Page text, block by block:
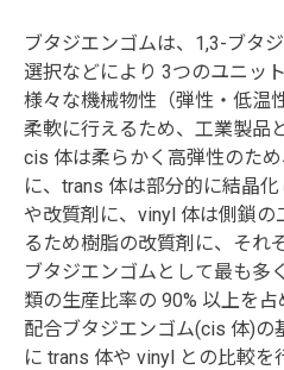
ブタジエンゴムは、1,3-ブタ
選択などにより 3つのユニッ
様々な機械物性（弾性・低温
柔軟に行えるため、工業製品
cis 体は柔らかく高弾性のた
に、trans 体は部分的に結晶
や改質剤に、vinyl 体は側鎖
るため樹脂の改質剤に、それ
ブタジエンゴムとして最も多
類の生産比率の 90% 以上を
配合ブタジエンゴム(cis 体)の
に trans 体や vinyl との比較を